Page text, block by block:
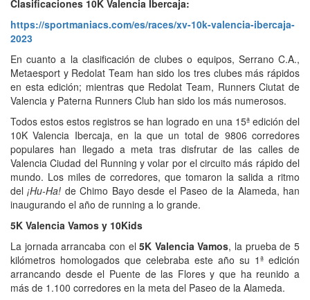
Clasificaciones 10K Valencia Ibercaja:
https://sportmaniacs.com/es/races/xv-10k-valencia-ibercaja-
2023
En cuanto a la clasificación de clubes o equipos, Serrano C.A.,
Metaesport y Redolat Team han sido los tres clubes más rápidos
en esta edición; mientras que Redolat Team, Runners Ciutat de
Valencia y Paterna Runners Club han sido los más numerosos.
Todos estos estos registros se han logrado en una 15ª edición del
10K Valencia Ibercaja, en la que un total de 9806 corredores
populares han llegado a meta tras disfrutar de las calles de
Valencia Ciudad del Running y volar por el circuito más rápido del
mundo. Los miles de corredores, que tomaron la salida a ritmo
del¡Hu-Ha! de Chimo Bayo desde el Paseo de la Alameda, han
inaugurando el año de running a lo grande.
5K Valencia Vamos y 10Kids
La jornada arrancaba con el5K Valencia Vamos, la prueba de 5
kilómetros homologados que celebraba este año su 1ª edición
arrancando desde el Puente de las Flores y que ha reunido a
más de 1.100 corredores en la meta del Paseo de la Alameda.